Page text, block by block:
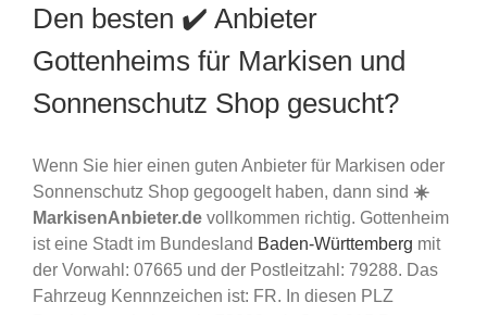
Den besten ✔️ Anbieter
Gottenheims für Markisen und
Sonnenschutz Shop gesucht?
Wenn Sie hier einen guten Anbieter für Markisen oder
Sonnenschutz Shop gegoogelt haben, dann sind ☀️
MarkisenAnbieter.de vollkommen richtig. Gottenheim
ist eine Stadt im Bundesland Baden-Württemberg mit
der Vorwahl: 07665 und der Postleitzahl: 79288. Das
Fahrzeug Kennnzeichen ist: FR. In diesen PLZ